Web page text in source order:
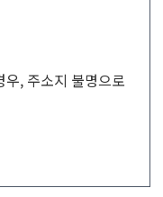
, 주소지 불명으로